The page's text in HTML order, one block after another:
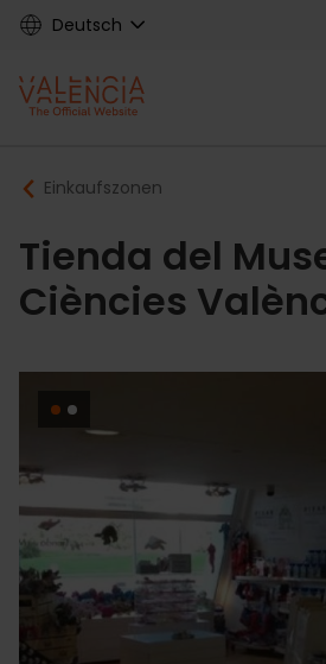
Skip
content
Deutsch
Main
navigation
Breadcrumb
Einkaufszonen
Tienda del
Ciències